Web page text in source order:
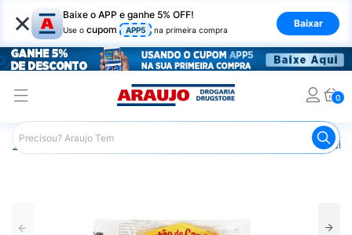
× Baixe o APP e ganhe 5% OFF!
Use o cupom APP5 na primeira compra
Baixar
0
Araujo Mercado Doce de Leite